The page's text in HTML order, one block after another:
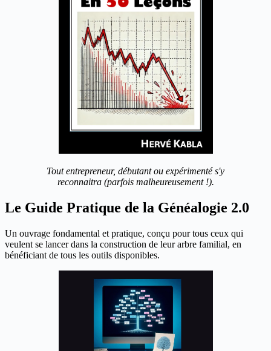
Tout entrepreneur, débutant ou expérimenté s'y
reconnaitra (parfois malheureusement !).
Le Guide Pratique de la Généalogie 2.0
Un ouvrage fondamental et pratique, conçu pour tous ceux qui
veulent se lancer dans la construction de leur arbre familial, en
bénéficiant de tous les outils disponibles.